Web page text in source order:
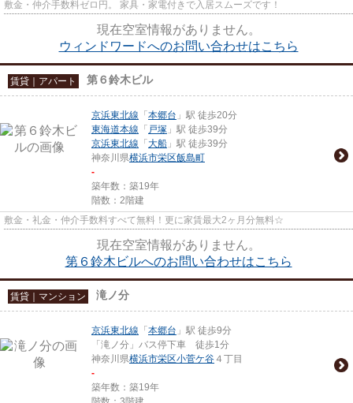
敷金・仲介手数料ゼロ円。 家具・家電付きで入居スムーズです！
現在空室情報がありません。
ウィンドワードへのお問い合わせはこちら
賃貸｜アパート 第６鈴木ビル
京浜東北線 「 本郷台 」駅 徒歩20分
東海道本線 「 戸塚 」駅 徒歩39分
京浜東北線 「 大船 」駅 徒歩39分
神奈川県横浜市栄区飯島町
-
築年数：築19年
階数：2階建
敷金・礼金・仲介手数料すべて無料！更に家賃最大2ヶ月分無料☆
現在空室情報がありません。
第６鈴木ビルへのお問い合わせはこちら
賃貸｜マンション 滝ノ分
京浜東北線 「 本郷台 」駅 徒歩9分
「滝ノ分」バス停下車 徒歩1分
神奈川県横浜市栄区小菅ケ谷 ４丁目
-
築年数：築19年